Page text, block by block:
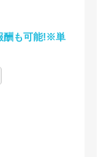
酬も可能!※単